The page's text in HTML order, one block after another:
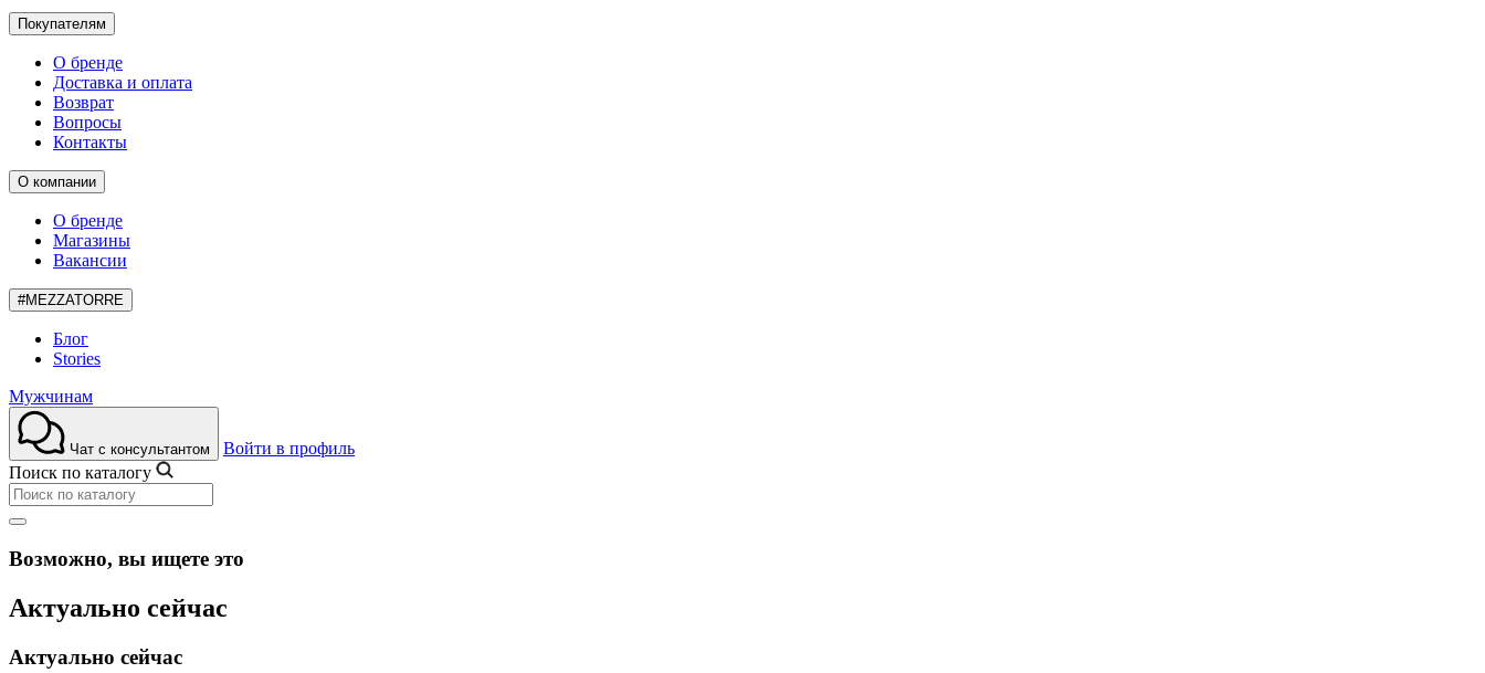
Покупателям
О бренде
Доставка и оплата
Возврат
Вопросы
Контакты
О компании
О бренде
Магазины
Вакансии
#MEZZATORRE
Блог
Stories
Мужчинам
Чат с консультантом
Войти в профиль
Поиск по каталогу
Возможно, вы ищете это
Актуально сейчас
Актуально сейчас